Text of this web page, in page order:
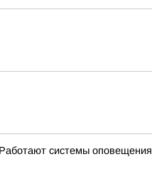
системы оповещения